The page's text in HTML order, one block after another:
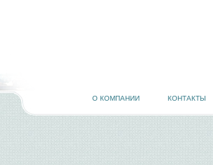
О КОМПАНИИ КОНТАКТЫ